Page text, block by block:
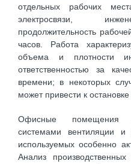
отдельных рабочих
электросвязи,
продолжительность
часов. Работа
объема и плотности
ответственностью за
времени; в некоторых
может привести к
Офисные помещения
системами вентиляции и
используемых особенно
Анализ